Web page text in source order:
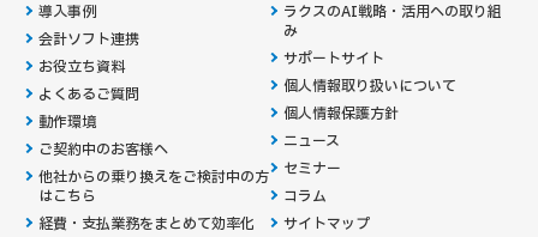
導入事例
会計ソフト連携
お役立ち資料
よくあるご質問
動作環境
ご契約中のお客様へ
他社からの乗り換えをご検討中の方
はこちら
経費・支払業務をまとめて効率化
ラクスのAI戦略・活用への取り組
み
サポートサイト
個人情報取り扱いについて
個人情報保護方針
ニュース
セミナー
コラム
サイトマップ